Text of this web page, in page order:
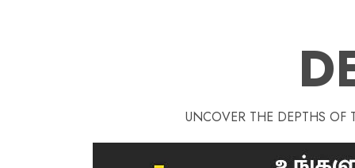
UNCOVER THE DEPTHS OF